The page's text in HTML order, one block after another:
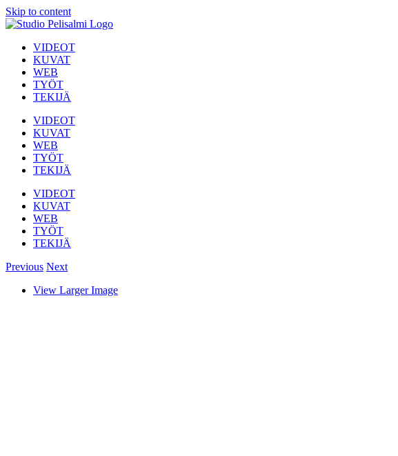
Skip to content
VIDEOT
KUVAT
WEB
TYÖT
TEKIJÄ
VIDEOT
KUVAT
WEB
TYÖT
TEKIJÄ
VIDEOT
KUVAT
WEB
TYÖT
TEKIJÄ
Previous Next
View Larger Image